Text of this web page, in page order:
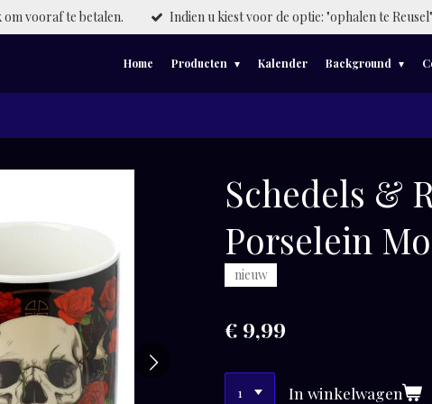
vooraf te betalen. Indien u kiest voor de optie: "ophalen te
Home Producten Kalender Background
Schedels &
Porselein
nieuw
€ 9,99
In winkelwagen